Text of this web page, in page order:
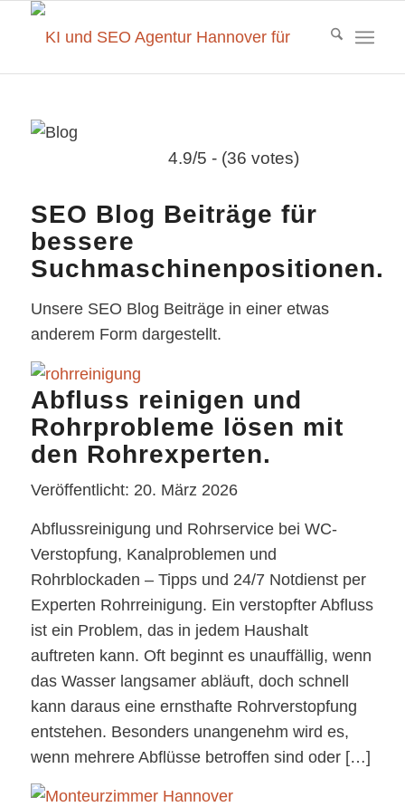
4.9/5 - (36 votes)
SEO Blog Beiträge für
bessere
Suchmaschinenpositionen.
Unsere SEO Blog Beiträge in einer etwas
anderem Form dargestellt.
Abfluss reinigen und
Rohrprobleme lösen mit
den Rohrexperten.
Veröffentlicht: 20. März 2026
Abflussreinigung und Rohrservice bei WC-
Verstopfung, Kanalproblemen und
Rohrblockaden – Tipps und 24/7 Notdienst per
Experten Rohrreinigung. Ein verstopfter Abfluss
ist ein Problem, das in jedem Haushalt
auftreten kann. Oft beginnt es unauffällig, wenn
das Wasser langsamer abläuft, doch schnell
kann daraus eine ernsthafte Rohrverstopfung
entstehen. Besonders unangenehm wird es,
wenn mehrere Abflüsse betroffen sind oder […]